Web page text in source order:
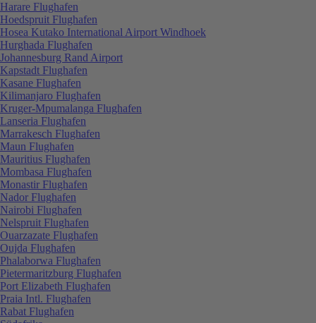
Harare Flughafen
Hoedspruit Flughafen
Hosea Kutako International Airport Windhoek
Hurghada Flughafen
Johannesburg Rand Airport
Kapstadt Flughafen
Kasane Flughafen
Kilimanjaro Flughafen
Kruger-Mpumalanga Flughafen
Lanseria Flughafen
Marrakesch Flughafen
Maun Flughafen
Mauritius Flughafen
Mombasa Flughafen
Monastir Flughafen
Nador Flughafen
Nairobi Flughafen
Nelspruit Flughafen
Ouarzazate Flughafen
Oujda Flughafen
Phalaborwa Flughafen
Pietermaritzburg Flughafen
Port Elizabeth Flughafen
Praia Intl. Flughafen
Rabat Flughafen